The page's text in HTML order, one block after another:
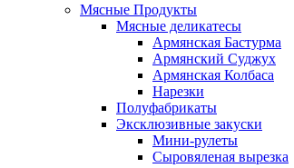
Мясные Продукты
Мясные деликатесы
Армянская Бастурма
Армянский Суджух
Армянская Колбаса
Нарезки
Полуфабрикаты
Эксклюзивные закуски
Мини-рулеты
Сыровяленая вырезка